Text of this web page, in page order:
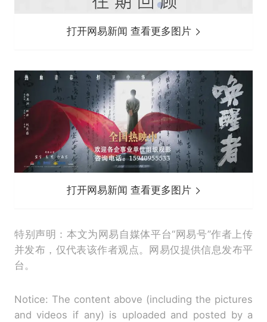
打开网易新闻 查看更多图片
打开网易新闻 查看更多图片
特别声明：本文为网易自媒体平台“网易号”作者上传
并发布，仅代表该作者观点。网易仅提供信息发布平
台。
Notice: The content above (including the pictures
and videos if any) is uploaded and posted by a